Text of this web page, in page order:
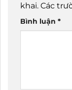
khai. Các
Bình luận *